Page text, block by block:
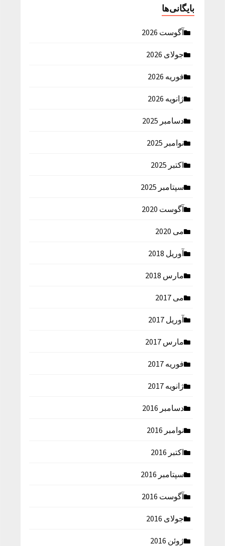
بایگانی‌ها
آگوست 2026
جولای 2026
فوریه 2026
ژانویه 2026
دسامبر 2025
نوامبر 2025
اکتبر 2025
سپتامبر 2025
آگوست 2020
می 2020
آوریل 2018
مارس 2018
می 2017
آوریل 2017
مارس 2017
فوریه 2017
ژانویه 2017
دسامبر 2016
نوامبر 2016
اکتبر 2016
سپتامبر 2016
آگوست 2016
جولای 2016
ژوئن 2016